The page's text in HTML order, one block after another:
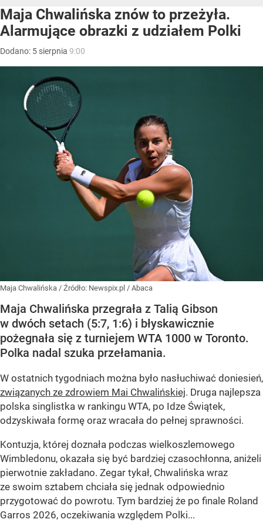
Maja Chwalińska znów to przeżyła.
Alarmujące obrazki z udziałem Polki
Dodano: 5 sierpnia 9:00
Maja Chwalińska / Źródło: Newspix.pl / Abaca
Maja Chwalińska przegrała z Talią Gibson
w dwóch setach (5:7, 1:6) i błyskawicznie
pożegnała się z turniejem WTA 1000 w Toronto.
Polka nadal szuka przełamania.
W ostatnich tygodniach można było nasłuchiwać doniesień,
związanych ze zdrowiem Mai Chwalińskiej. Druga najlepsza
polska singlistka w rankingu WTA, po Idze Świątek,
odzyskiwała formę oraz wracała do pełnej sprawności.
Kontuzja, której doznała podczas wielkoszlemowego
Wimbledonu, okazała się być bardziej czasochłonna, aniżeli
pierwotnie zakładano. Zegar tykał, Chwalińska wraz
ze swoim sztabem chciała się jednak odpowiednio
przygotować do powrotu. Tym bardziej że po finale Roland
Garros 2026, oczekiwania względem Polki...